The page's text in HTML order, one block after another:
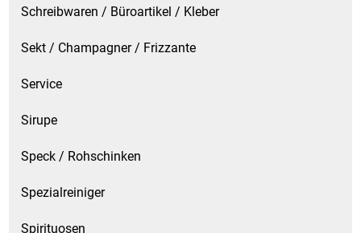
Zucker / Süßstoffe
Schreibwaren / Büroartikel / Kleber
Sekt / Champagner / Frizzante
Service
Sirupe
Speck / Rohschinken
Spezialreiniger
Spirituosen